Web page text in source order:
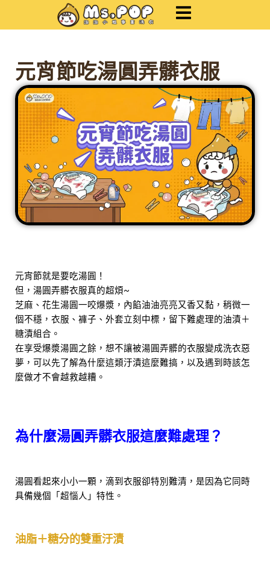
元宵節吃湯圓弄髒衣服
元宵節就是要吃湯圓！
但，湯圓弄髒衣服真的超煩~
芝麻、花生湯圓一咬爆漿，內餡油油亮亮又香又黏，稍微一
個不穩，衣服、褲子、外套立刻中標，留下難處理的油漬＋
糖漬組合。
在享受爆漿湯圓之餘，想不讓被湯圓弄髒的衣服變成洗衣惡
夢，可以先了解為什麼這類汙漬這麼難搞，以及遇到時該怎
麼做才不會越救越糟。
為什麼湯圓弄髒衣服這麼難處理？
湯圓看起來小小一顆，滴到衣服卻特別難清，是因為它同時
具備幾個「超惱人」特性。
油脂＋糖分的雙重汙漬